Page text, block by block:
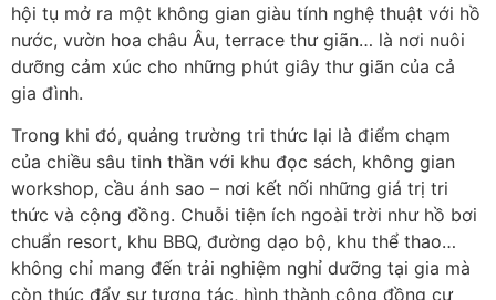
hội tụ mở ra một không gian giàu tính nghệ thuật với hồ
nước, vườn hoa châu Âu, terrace thư giãn… là nơi nuôi
dưỡng cảm xúc cho những phút giây thư giãn của cả
gia đình.
Trong khi đó, quảng trường tri thức lại là điểm chạm
của chiều sâu tinh thần với khu đọc sách, không gian
workshop, cầu ánh sao – nơi kết nối những giá trị tri
thức và cộng đồng. Chuỗi tiện ích ngoài trời như hồ bơi
chuẩn resort, khu BBQ, đường dạo bộ, khu thể thao…
không chỉ mang đến trải nghiệm nghỉ dưỡng tại gia mà
còn thúc đẩy sự tương tác, hình thành cộng đồng cư